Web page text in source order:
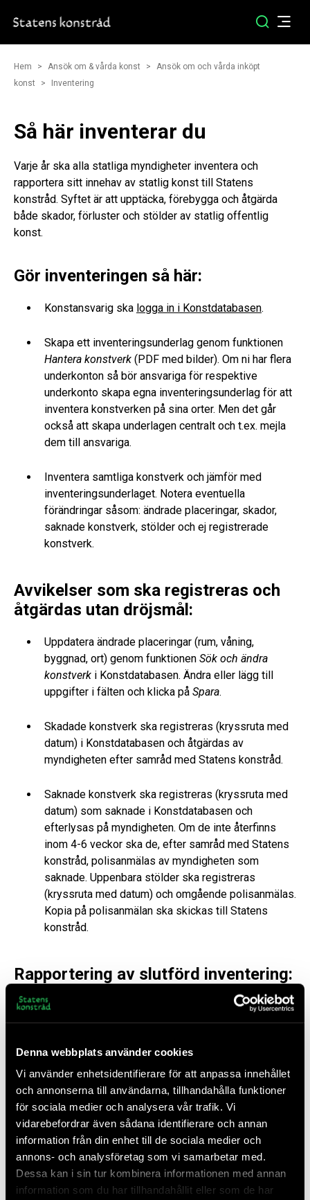
Denna webbplats använder cookies
Vi använder enhetsidentifierare för att anpassa innehållet
och annonserna till användarna, tillhandahålla funktioner
för sociala medier och analysera vår trafik. Vi
vidarebefordrar även sådana identifierare och annan
information från din enhet till de sociala medier och
annons- och analysföretag som vi samarbetar med.
Dessa kan i sin tur kombinera informationen med annan
information som du har tillhandahållit eller som de har
Hem Ansök om & vårda konst
Ansök om och vårda inköpt
konst
Inventering
Så här inventerar du
Varje år ska alla statliga myndigheter inventera och
rapportera sitt innehav av statlig konst till Statens
konstråd. Syftet är att upptäcka, förebygga och åtgärda
både skador, förluster och stölder av statlig offentlig
konst.
Gör inventeringen så här:
Konstansvarig ska logga in i Konstdatabasen.
Skapa ett inventeringsunderlag genom funktionen
Hantera konstverk (PDF med bilder). Om ni har flera
underkonton så bör ansvariga för respektive
underkonto skapa egna inventeringsunderlag för att
inventera konstverken på sina orter. Men det går
också att skapa underlagen centralt och t.ex. mejla
dem till ansvariga.
Inventera samtliga konstverk och jämför med
inventeringsunderlaget. Notera eventuella
förändringar såsom: ändrade placeringar, skador,
saknade konstverk, stölder och ej registrerade
konstverk.
Avvikelser som ska registreras och
åtgärdas utan dröjsmål:
Uppdatera ändrade placeringar (rum, våning,
byggnad, ort) genom funktionen Sök och ändra
konstverk i Konstdatabasen. Ändra eller lägg till
uppgifter i fälten och klicka på Spara.
Skadade konstverk ska registreras (kryssruta med
datum) i Konstdatabasen och åtgärdas av
myndigheten efter samråd med Statens konstråd.
Saknade konstverk ska registreras (kryssruta med
datum) som saknade i Konstdatabasen och
efterlysas på myndigheten. Om de inte återfinns
inom 4-6 veckor ska de, efter samråd med Statens
konstråd, polisanmälas av myndigheten som
saknade. Uppenbara stölder ska registreras
(kryssruta med datum) och omgående polisanmälas.
Kopia på polisanmälan ska skickas till Statens
konstråd.
Rapportering av slutförd inventering:
Slutdatum för regionala och lokala inventeringar ska
rapporteras elektroniskt till centralt konstansvarig
Inventeringsdatumi underkonto (man måste vara
inloggad på underkontot). Detta ska även göras på
små myndigheter där samma person ansvarar för
både underkonto och administrationsverktyg.
Centralt konstansvarig på myndigheten ansvarar för
attsenast den 31 december varje årelektroniskt
rapportera den årliga inventeringen till Statens
konstråd. Använd funktionenÅrlig